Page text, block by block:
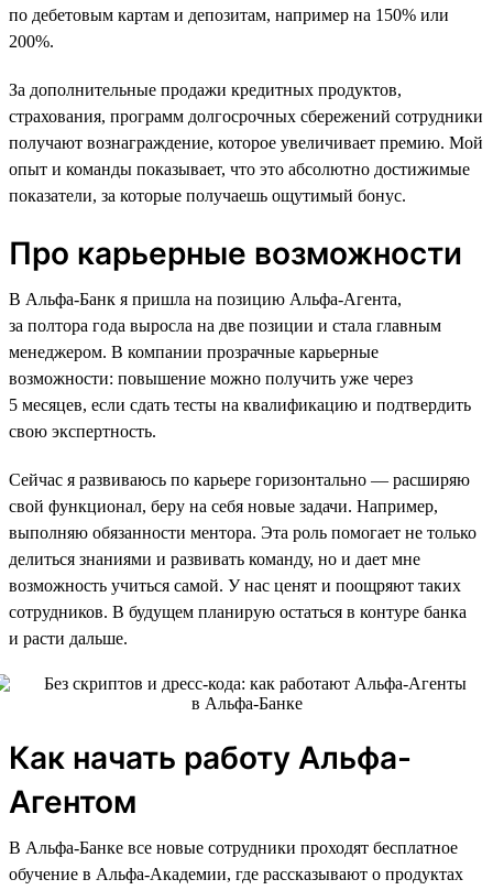
по дебетовым картам и депозитам, например на 150% или
200%.
За дополнительные продажи кредитных продуктов,
страхования, программ долгосрочных сбережений сотрудники
получают вознаграждение, которое увеличивает премию. Мой
опыт и команды показывает, что это абсолютно достижимые
показатели, за которые получаешь ощутимый бонус.
Про карьерные возможности
В Альфа-Банк я пришла на позицию Альфа-Агента,
за полтора года выросла на две позиции и стала главным
менеджером. В компании прозрачные карьерные
возможности: повышение можно получить уже через
5 месяцев, если сдать тесты на квалификацию и подтвердить
свою экспертность.
Сейчас я развиваюсь по карьере горизонтально — расширяю
свой функционал, беру на себя новые задачи. Например,
выполняю обязанности ментора. Эта роль помогает не только
делиться знаниями и развивать команду, но и дает мне
возможность учиться самой. У нас ценят и поощряют таких
сотрудников. В будущем планирую остаться в контуре банка
и расти дальше.
Как начать работу Альфа-
Агентом
В Альфа-Банке все новые сотрудники проходят бесплатное
обучение в Альфа-Академии, где рассказывают о продуктах